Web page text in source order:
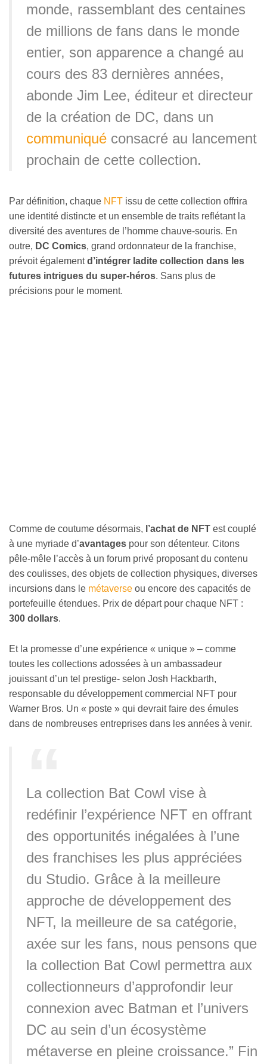
monde, rassemblant des centaines
de millions de fans dans le monde
entier, son apparence a changé au
cours des 83 dernières années,
abonde Jim Lee, éditeur et directeur
de la création de DC, dans un
communiqué consacré au lancement
prochain de cette collection.
Par définition, chaque NFT issu de cette collection offrira
une identité distincte et un ensemble de traits reflétant la
diversité des aventures de l’homme chauve-souris. En
outre, DC Comics, grand ordonnateur de la franchise,
prévoit égalementd’intégrer ladite collection dans les
futures intrigues du super-héros. Sans plus de
précisions pour le moment.
Comme de coutume désormais, l’achat de NFT est couplé
à une myriade d’avantages pour son détenteur. Citons
pêle-mêle l’accès à un forum privé proposant du contenu
des coulisses, des objets de collection physiques, diverses
incursions dans le métaverse ou encore des capacités de
portefeuille étendues. Prix de départ pour chaque NFT :
300 dollars.
Et la promesse d’une expérience « unique » – comme
toutes les collections adossées à un ambassadeur
jouissant d’un tel prestige- selon Josh Hackbarth,
responsable du développement commercial NFT pour
Warner Bros. Un « poste » qui devrait faire des émules
dans de nombreuses entreprises dans les années à venir.
La collection Bat Cowl vise à
redéfinir l’expérience NFT en offrant
des opportunités inégalées à l’une
des franchises les plus appréciées
du Studio. Grâce à la meilleure
approche de développement des
NFT, la meilleure de sa catégorie,
axée sur les fans, nous pensons que
la collection Bat Cowl permettra aux
collectionneurs d’approfondir leur
connexion avec Batman et l’univers
DC au sein d’un écosystème
métaverse en pleine croissance.” Fin